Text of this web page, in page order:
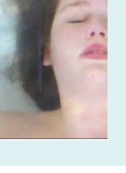
Entrée libre